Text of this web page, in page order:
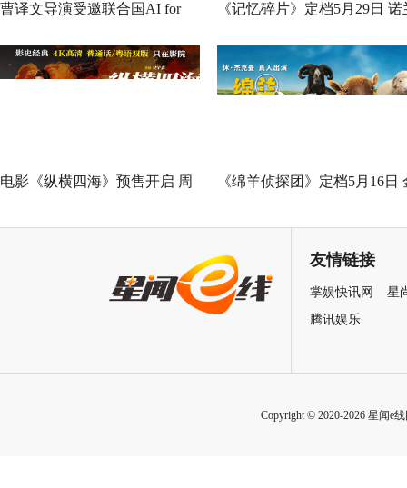
曹译文导演受邀联合国AI for
Good全球峰会 以AI影像传递向
善力量
《记忆碎片》定档5月29日 诺
神作IMAX首次量身定制
电影《纵横四海》预售开启 周 《绵羊侦探团》定档5月16日
友情链接
掌娱快讯网
星
腾讯娱乐
Copyright © 2020-2026 星闻e